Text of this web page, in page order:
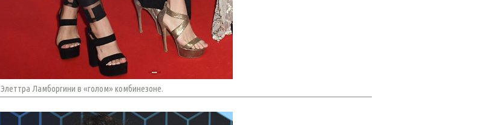
Элеттра Ламборгини в «голом» комбинезоне.